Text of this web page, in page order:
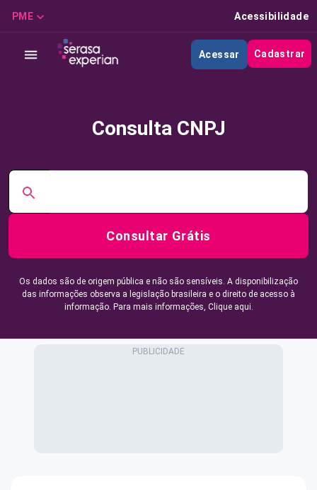
PME Acessibilidade
Acessar Cadastrar
Consulta CNPJ
Consultar Grátis
Os dados são de origem pública e não são sensíveis. A disponibilização
das informações observa a legislação brasileira e o direito de acesso à
informação. Para mais informações, Clique aqui.